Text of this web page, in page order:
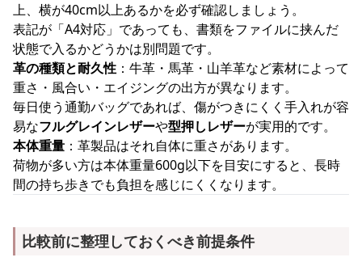
上、横が40cm以上あるかを必ず確認しましょう。
表記が「A4対応」であっても、書類をファイルに挟んだ
状態で入るかどうかは別問題です。
革の種類と耐久性 ：牛革・馬革・山羊革など素材によって
重さ・風合い・エイジングの出方が異なります。
毎日使う通勤バッグであれば、傷がつきにくく手入れが容
易なフルグレインレザーや型押しレザーが実用的です。
本体重量 ：革製品はそれ自体に重さがあります。
荷物が多い方は本体重量600g以下を目安にすると、長時
間の持ち歩きでも負担を感じにくくなります。
比較前に整理しておくべき前提条件